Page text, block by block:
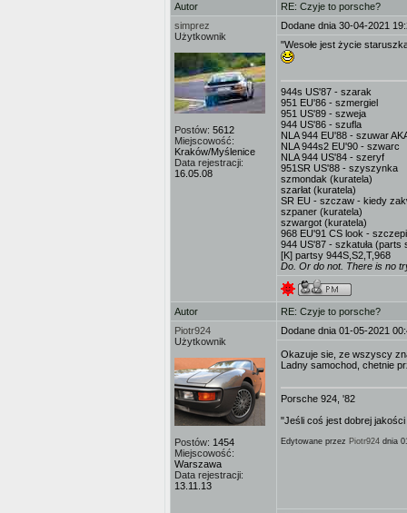
Autor
RE: Czyje to porsche?
simprez
Użytkownik
Postów: 5612
Miejscowość:
Kraków/Myślenice
Data rejestracji:
16.05.08
Dodane dnia 30-04-2021
"Wesołe jest życie
944s US'87 - szarak
951 EU'86 - szmergiel
951 US'89 - szweja
944 US'86 - szufla
NLA 944 EU'88 - szuwar
NLA 944s2 EU'90 - szwarc
NLA 944 US'84 - szeryf
951SR US'88 - szyszynka
szmondak (kuratela)
szarłat (kuratela)
SR EU - szczaw - kiedy
szpaner (kuratela)
szwargot (kuratela)
968 EU'91 CS look -
944 US'87 - szkatuła (parts
[K] partsy 944S,S2,T,968
Do. Or do not. There is no
Autor
RE: Czyje to porsche?
Piotr924
Użytkownik
Postów: 1454
Miejscowość:
Warszawa
Data rejestracji:
13.11.13
Dodane dnia 01-05-2021
Okazuje sie, ze wszyscy
Ladny samochod, chetnie
Porsche 924, '82
"Jeśli coś jest dobrej
Edytowane przez Piotr924 dnia